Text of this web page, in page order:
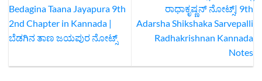
Bedagina Taana Jayapura 9th
2nd Chapter in Kannada |
ಬೆಡಗಿನ ತಾಣ ಜಯಪುರ ನೋಟ್ಸ್
ರಾಧಾಕೃಷ್ಣನ್ ನೋಟ್ಸ್| 9th
Adarsha Shikshaka Sarvepalli
Radhakrishnan Kannada
Notes